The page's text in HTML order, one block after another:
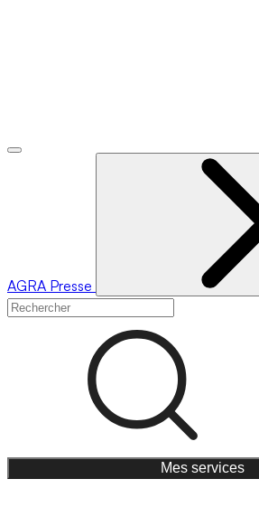
AGRA Presse
Mes services